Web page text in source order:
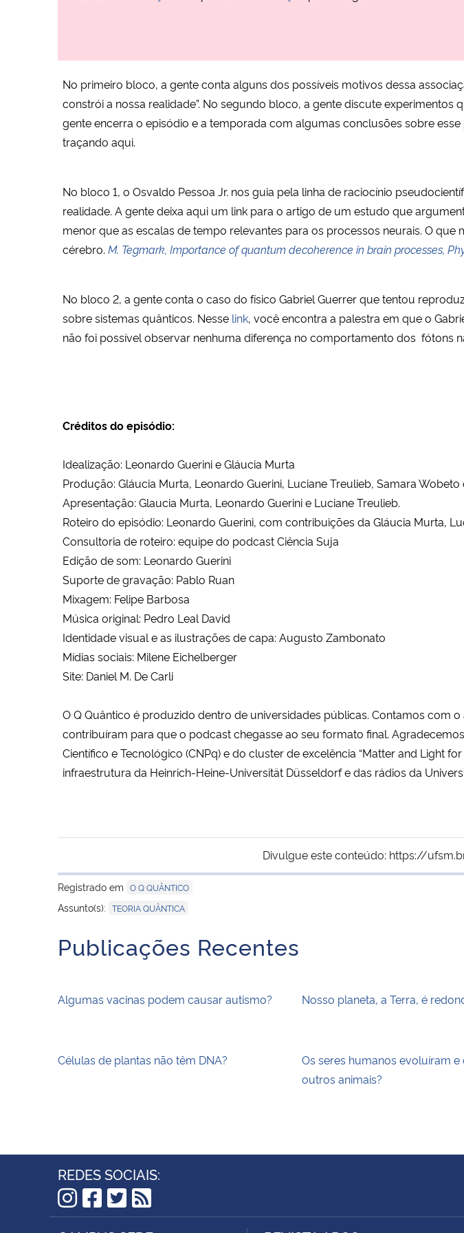
No primeiro bloco, a gente conta alguns dos possíveis motivos dessa
constrói a nossa realidade”. No segundo bloco, a gente discute experimentos
gente encerra o episódio e a temporada com algumas conclusões sobre
traçando aqui.
No bloco 1, o Osvaldo Pessoa Jr. nos guia pela linha de raciocínio
realidade. A gente deixa aqui um link para o artigo de um estudo que
menor que as escalas de tempo relevantes para os processos neurais. O
cérebro. M. Tegmark, Importance of quantum decoherence in brain processes,
No bloco 2, a gente conta o caso do físico Gabriel Guerrer que tentou
sobre sistemas quânticos. Nesse link, você encontra a palestra em que o
não foi possível observar nenhuma diferença no comportamento dos fótons
Créditos do episódio:
Idealização: Leonardo Guerini e Gláucia Murta
Produção: Gláucia Murta, Leonardo Guerini, Luciane Treulieb, Samara
Apresentação: Glaucia Murta, Leonardo Guerini e Luciane Treulieb.
Roteiro do episódio: Leonardo Guerini, com contribuições da Gláucia Murta,
Consultoria de roteiro: equipe do podcast Ciência Suja
Edição de som: Leonardo Guerini
Suporte de gravação: Pablo Ruan
Mixagem: Felipe Barbosa
Música original: Pedro Leal David
Identidade visual e as ilustrações de capa: Augusto Zambonato
Mídias sociais: Milene Eichelberger
Site: Daniel M. De Carli
O Q Quântico é produzido dentro de universidades públicas. Contamos com
contribuíram para que o podcast chegasse ao seu formato final.
Científico e Tecnológico (CNPq) e do cluster de excelência “Matter and Light
infraestrutura da Heinrich-Heine-Universität Düsseldorf e das rádios da
Divulgue este conteúdo: https://
Registrado em O Q QUÂNTICO
Assunto(s): TEORIA QUÂNTICA
Publicações Recentes
Algumas vacinas podem causar autismo? Nosso planeta, a Terra, é
Células de plantas não têm DNA?
Os seres humanos evoluíram
outros animais?
REDES SOCIAIS:
Instagram
Facebook
Twitter
RSS